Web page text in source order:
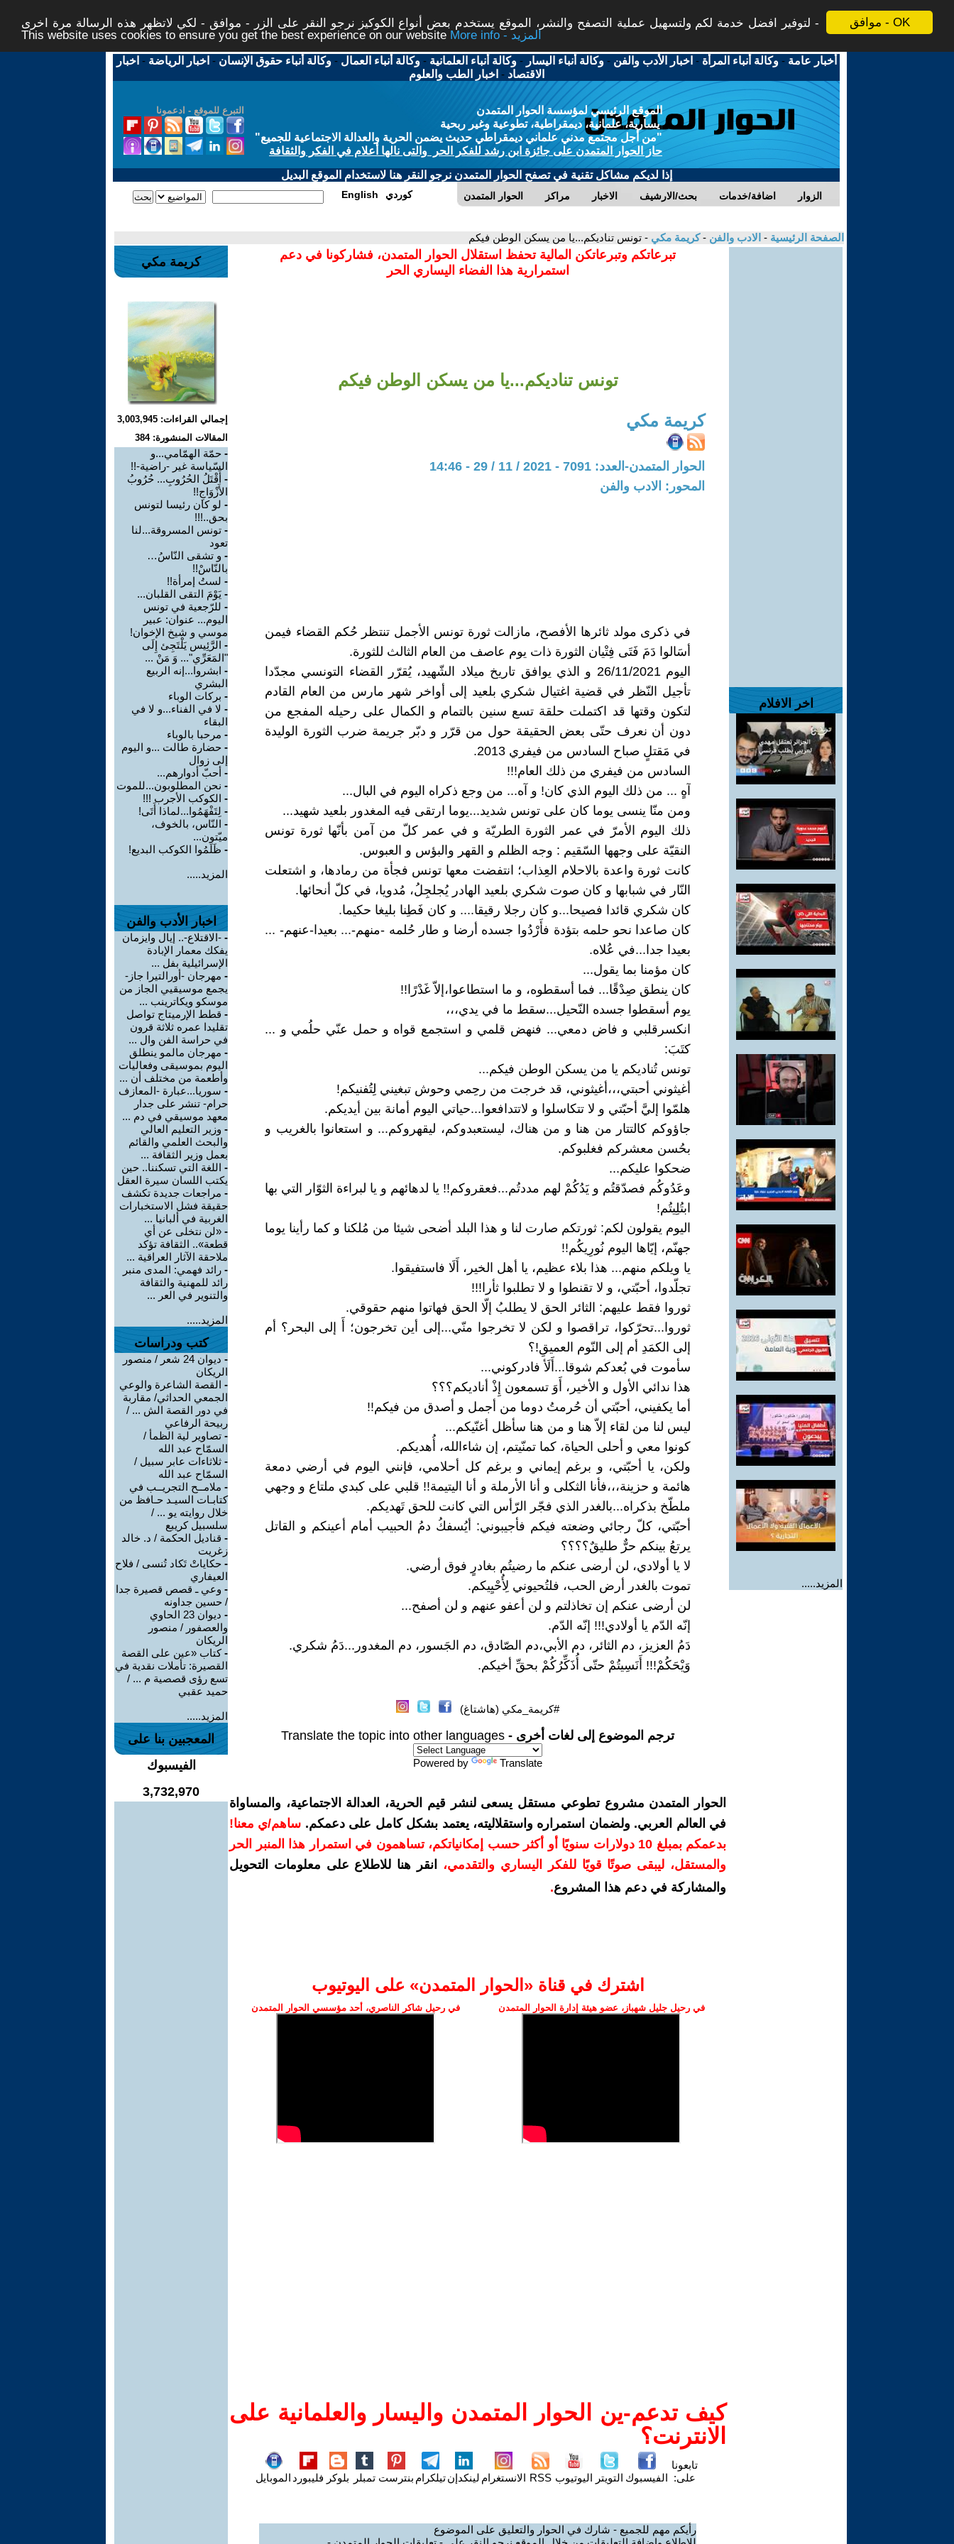
موافق - OK
لتوفير افضل خدمة لكم ولتسهيل عملية التصفح والنشر، الموقع يستخدم بعض أنواع الكوكيز نرجو النقر على الزر - موافق - لكي لاتظهر هذه الرسالة مرة اخرى -
This website uses cookies to ensure you get the best experience on our website
More info - المزيد
أخبار عامة -وكالة أنباء المرأة - اخبار الأدب والفن -وكالة أنباء اليسار -وكالة أنباء العلمانية -وكالة أنباء العمال -وكالة أنباء حقوق الإنسان - اخبار الرياضة - اخبار
الاقتصاد - اخبار الطب والعلوم
التبرع للموقع - ادعمونا
الموقع الرئيسي لمؤسسة الحوار المتمدن
يسارية، علمانية، ديمقراطية، تطوعية وغير ربحية
"من أجل مجتمع مدني علماني ديمقراطي حديث يضمن الحرية والعدالة الاجتماعية للجميع"
حاز الحوار المتمدن على جائزة ابن رشد للفكر الحر والتى نالها أعلام في الفكر والثقافة
إذا لديكم مشاكل تقنية في تصفح الحوار المتمدن نرجو النقر هنا لاستخدام الموقع البديل
الحوار المتمدن مراكز الاخبار بحث/الارشيف اضافة/خدمات الزوار English كوردي
الصفحة الرئيسية - الادب والفن -كريمة مكي - تونس تناديكم...يا من يسكن الوطن فيكم
اخر الافلام
المزيد.....
تبرعاتكم وتبرعاتكن المالية تحفظ استقلال الحوار المتمدن، فشاركونا في دعم
استمرارية هذا الفضاء اليساري الحر
تونس تناديكم...يا من يسكن الوطن فيكم
كريمة مكي
الحوار المتمدن-العدد: 7091 - 2021 / 11 / 29 - 14:46
المحور: الادب والفن
في ذكرى مولد ثائرها الأفصح، مازالت ثورة تونس الأجمل تنتظر حُكم القضاء فيمن
أسَالوا دَمَ فَتَى فِتْيان الثورة ذات يوم عاصف من العام الثالث للثورة.
اليوم 26/11/2021 و الذي يوافق تاريخ ميلاد الشّهيد، يُقرّر القضاء التونسي مجدّدا
تأجيل النّظر في قضية اغتيال شكري بلعيد إلى أواخر شهر مارس من العام القادم
لتكون وقتها قد اكتملت حلقة تسع سنين بالتمام و الكمال على رحيله المفجع من
دون أن نعرف حتّى بعض الحقيقة حول من قرّر و دبّر جريمة ضرب الثورة الوليدة
في مَقتلٍ صباح السادس من فيفري 2013.
السادس من فيفري من ذلك العام!!!
آهٍ ... من ذلك اليوم الذي كان! و آه... من وجع ذكراه اليوم في البال...
ومن منّا ينسى يوما كان على تونس شديد...يوما ارتقى فيه المغدور بلعيد شهيد...
ذلك اليوم الأمرّ في عمر الثورة الطريّة و في عمر كلّ من آمن بأنّها ثورة تونس
النقيّة على وجهها السّقيم : وجه الظلم و القهر والبؤس و العبوس.
كانت ثورة واعدة بالاحلام العِذاب؛ انتفضت معها تونس فجأة من رمادها، و اشتعلت
النّار في شبابها و كان صوت شكري بلعيد الهادر يُجلجِلُ، مُدويا، في كلّ أنحائها.
كان شكري قائدا فصيحا...و كان رجلا رقيقا.... و كان فَطِنا بليغا حكيما.
كان صاعدا نحو حلمه بتؤدة فأَرْدُوا جسده أرضا و طار حُلمه -منهم-... بعيدا-عنهم- ...
بعيدا جدا...في عُلاه.
كان مؤمنا بما يقول...
كان ينطق صِدْقًا... فما أسقطوه، و ما استطاعوا،إلاّ غَدْرًا!!
يوم أسقطوا جسده النّحيل...سقط ما في يدي،،،
انكسرقلبي و فاض دمعي... فنهض قلمي و استجمع قواه و حمل عنّي حلُمي و ...
كتَبَ:
تونس تُناديكم يا من يسكن الوطن فيكم...
أغيثوني أحبتي،،،أغيثوني، قد خرجت من رحِمي وحوش تبغيني لِتُفنيكم!
هلمّوا إليَّ أحبّتي و لا تتكاسلوا و لاتتدافعوا...حياتي اليوم أمانة بين أيديكم.
جاؤوكم كالتتار من هنا و من هناك، ليستعبدوكم، ليقهروكم... و استعانوا بالغريب و
بحُسن معشركم فغلبوكم.
ضحكوا عليكم...
وعَدُوكُم فصدّقتُم و يَدُكُمْ لهم مددتُم...فعقروكم!! يا لدهائهم و يا لبراءة الثوّار التي بها
ابتُلِيتُم!
اليوم يقولون لكم: ثورتكم صارت لنا و هذا البلد أضحى شيئا من مُلكنا و كما رأينا يوما
جهنّم، إيّاها اليوم نُورِيكُم!!
يا ويلكم منهم... هذا بلاء عظيم، يا أهل الخير، أَلَا فاستفيقوا.
تجلّدوا، أحبّتي، و لا تقنطوا و لا تطلبوا ثأرا!!!
ثوروا فقط عليهم: الثائر الحق لا يطلبُ إلّا الحق فهاتوا منهم حقوقي.
ثوروا...تحرّكوا، تراقصوا و لكن لا تخرجوا منّي...إلى أين تخرجون؛ أَ إلى البحر؟ أم
إلى الكمَدِ أم إلى النّوم العميقِ!؟
سأموت في بُعدكم شوقا...أَلَأ فادركوني...
هذا ندائي الأول و الأخير، أَوَ تسمعون إِذْ أناديكم؟؟؟
أما يكفيني، أحبّتي أن حُرمتُ دوما من أجمل و أصدق من فيكم!!
ليس لنا من لقاء إلاّ هنا و من هنا سأظل أغنّيكم...
كونوا معي و أحلى الحياة، كما تمنّيتم، إن شاءالله، أُهديكم.
ولكن، يا أحبّتي، و برغم إيماني و برغم كل أحلامي، فإنني اليوم في أرضي دمعة
هائمة و حزينة،،،فأنا الثكلى و أنا الأرملة و أنا اليتيمة!! قلبي على كبدي ملتاع و وجهي
ملطّخ بذكراه...بالغدر الذي فجّر الرّأس التي كانت للحق تَهديكم.
أحبّتي، كلّ رجائي وضعته فيكم فأجيبوني: أيُسفكُ دمُ الحبيب أمام أعينكم و القاتل
يرتعُ بينكم حرٌّ طليقٌ؟؟؟؟
لا يا أولادي، لن أرضى عنكم ما رضيتُم بغادرٍ فوق أرضي.
تموت بالغدر أرض الحب، فلتُحيوني لِأُحْيِيكم.
لن أرضى عنكم إن تخاذلتم و لن أعفو عنهم و لن أصفح...
إنّه الدّم يا أولادي!!! إنّه الدّم.
دَمُ العزيز، دم الثائر، دم الأبي،دم الصّادق، دم الجَسور، دم المغدور...دَمُ شكري.
وَيْحَكُمْ!!! أَنَسِيتُمْ حتّى أُذَكِّرُكُمْ بحقِّ أخيكم.
#كريمة_مكي (هاشتاغ)
ترجم الموضوع إلى لغات أخرى - Translate the topic into other languages
Powered by Translate
الحوار المتمدن مشروع تطوعي مستقل يسعى لنشر قيم الحرية، العدالة الاجتماعية، والمساواة
في العالم العربي. ولضمان استمراره واستقلاليته، يعتمد بشكل كامل على دعمكم. ساهم/ي معنا!
بدعمكم بمبلغ 10 دولارات سنويًا أو أكثر حسب إمكانياتكم، تساهمون في استمرار هذا المنبر الحر
والمستقل، ليبقى صوتًا قويًا للفكر اليساري والتقدمي،
انقر هنا للاطلاع على معلومات التحويل
والمشاركة في دعم هذا المشروع.
اشترك في قناة ‫«الحوار المتمدن» على اليوتيوب
في رحيل جليل شهباز، عضو هيئة إدارة الحوار المتمدن في رحيل شاكر الناصري، أحد مؤسسي الحوار المتمدن
كيف تدعم-ين الحوار المتمدن واليسار والعلمانية على
الانترنت؟
تابعونا
على: الفيسبوك التويتر اليوتيوب RSS الانستغرام لينكدإنتيلكرام بنترست تمبلر بلوكر فليبورد الموبايل
رأيكم مهم للجميع - شارك في الحوار والتعليق على الموضوع
كريمة مكي
إجمالي القراءات: 3,003,945
المقالات المنشورة: 384
- حمّة الهمّامي...و
السّياسة غير -راضية-!!
- أَقْتَلُ الحُرُوبِ... حُرُوبُ
الأَزْوَاجِ!!
- لو كان رئيسا لتونس
بحق..!!!
- تونس المسروقة...لنا
تعود
- و تشقى النّاسُ…
بالنّاسْ!!
- لستُ إمرأة!!
- يَوْمَ التقى القلبان...
- للرّجعية في تونس
اليوم... عنوان: عبير
موسي و شيخ الإخوان!
- الرَّئِيس يَلْتَجِئ إِلَى
ʺالمَعَرِّيʺ... وَ مَنْ ...
- ابشروا...إنه الربيع
البشري
- بركات الوباء
- لا في الفناء...و لا في
البقاء
- مرحبا بالوباء
- حضارة طالت ...و اليوم
إلى زوال
- أحبّ أدوارهم...
- نحن المطلوبون...للموت
- الكوكب الأجرب !!!
- لِتَفْهَمُوا...لماذا أَتَى!
- النّاس، بالخوف،
ميّتون...
- ظَلَمُوا الكوكب البديع!
المزيد.....
اخبار الأدب والفن
- -الاقتلاع-.. إيال وايزمان
يفكك معمار الإبادة
الإسرائيلية بفل ...
- مهرجان -أورالتيرا جاز-
يجمع موسيقيي الجاز من
موسكو ويكاترينب ...
- قطط الإرميتاج تواصل
تقليدا عمره ثلاثة قرون
في حراسة الفن وال ...
- مهرجان مالمو ينطلق
اليوم بموسيقى وفعاليات
وأطعمة من مختلف أن ...
- سوريا...عبارة -المعازف
حرام- تنشر على جدار
معهد موسيقي في دم ...
- وزير التعليم العالي
والبحث العلمي والقائم
بعمل وزير الثقافة ...
- اللغة التي تسكننا.. حين
يكتب اللسان سيرة العقل
- مراجعات جديدة تكشف
حقيقة فشل الاستخبارات
الغربية في ألبانيا ...
- «لن نتخلى عن أي
قطعة».. الثقافة تؤكد
ملاحقة الآثار العراقية ...
- رائد فهمي: المدى منبر
رائد للمهنية والثقافة
والتنوير في العر ...
المزيد.....
كتب ودراسات
-
ديوان 24 شعر / منصور
الريكان
- القصة الشاعرة والوعي
الجمعي الحداثي/ مقاربة
في دور القصة الش ... /
ربيحة الرفاعي
- تصاوير لية الظمأ /
السمّاح عبد الله
- ثلاثاءات عابر سبيل /
السمّاح عبد الله
- ملامــح التجريــب في
كتابـات السيـد حـافظ من
خلال روايته يو ... /
سلسبيل كريبع
- قناديل الحكمة / د. خالد
زغريت
- حكاياتْ تَكاد تُنسى / فلاح
العيفاري
- وعي ـ قصص قصيرة جدا
/ حسين جداونه
-
ديوان 23 الحاوي
والعصفور / منصور
الريكان
-كتاب «عين على القصة
القصيرة: تأملات نقدية في
تسع رؤى قصصية م ... /
حميد عقبي
المزيد.....
المعجبين بنا على
الفيسبوك
3,732,970